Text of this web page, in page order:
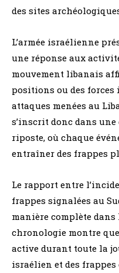
des sites
L’armée israélienne
une réponse aux
mouvement libanais
positions ou des
attaques menées au
s’inscrit donc dans
riposte, où chaque
entraîner des frappes
Le rapport entre
frappes signalées au
manière complète
chronologie montre
active durant toute la
israélien et des